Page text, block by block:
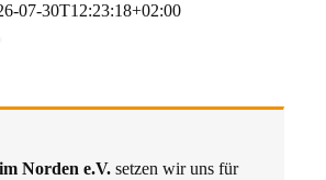
07-30T12:23:18+02:00
Norden e.V. setzen wir uns für